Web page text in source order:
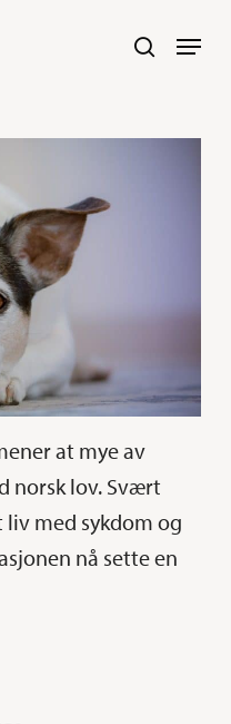
search
at mye av
norsk lov. Svært
med sykdom og
nå sette en